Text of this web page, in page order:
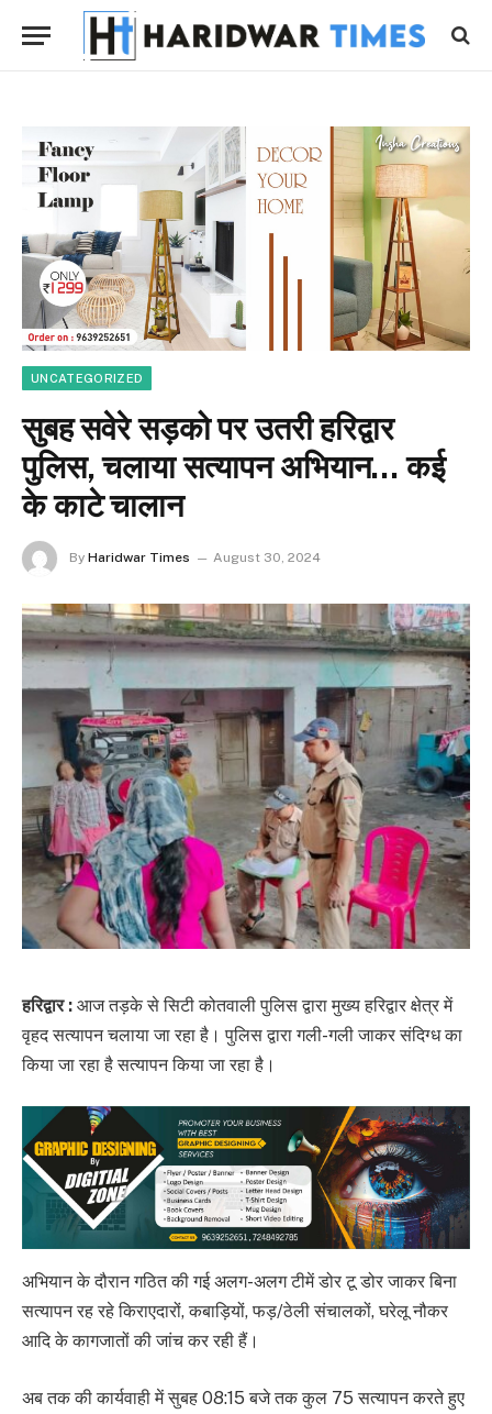
UNCATEGORIZED
सुबह सवेरे सड़को पर उतरी हरिद्वार
पुलिस, चलाया सत्यापन अभियान… कई
के काटे चालान
By Haridwar Times August 30, 2024
हरिद्वार : आज तड़के से सिटी कोतवाली पुलिस द्वारा मुख्य हरिद्वार क्षेत्र में
वृहद सत्यापन चलाया जा रहा है। पुलिस द्वारा गली-गली जाकर संदिग्ध का
किया जा रहा है सत्यापन किया जा रहा है।
अभियान के दौरान गठित की गई अलग-अलग टीमें डोर टू डोर जाकर बिना
सत्यापन रह रहे किराएदारों, कबाड़ियों, फड़/ठेली संचालकों, घरेलू नौकर
आदि के कागजातों की जांच कर रही हैं।
अब तक की कार्यवाही में सुबह 08:15 बजे तक कुल 75 सत्यापन करते हुए